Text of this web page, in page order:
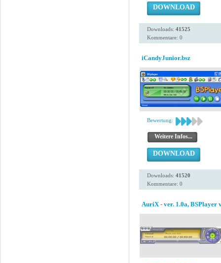
DOWNLOAD
Downloads: 41525
Kommentare: 0
iCandyJunior.bsz
Bewertung:
Weitere Infos...
DOWNLOAD
Downloads: 41520
Kommentare: 0
AuriX - ver. 1.0a, BSPlayer